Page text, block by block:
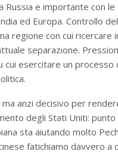
Russia e importante con
ed Europa. Controllo
regione con cui ricercare
separazione.
cui esercitare un processo
ma anzi decisivo per
degli Stati Uniti: punto
sta aiutando molto
fatichiamo davvero a